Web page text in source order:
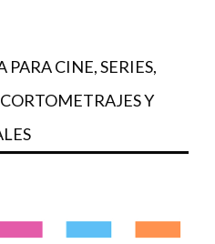
PARA CINE, SERIES,
Y